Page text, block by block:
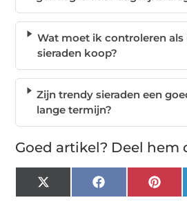
Wat moet ik controleren als
sieraden koop?
Zijn trendy sieraden een
lange termijn?
Goed artikel? Deel hem
X
(Twitter)
Facebook